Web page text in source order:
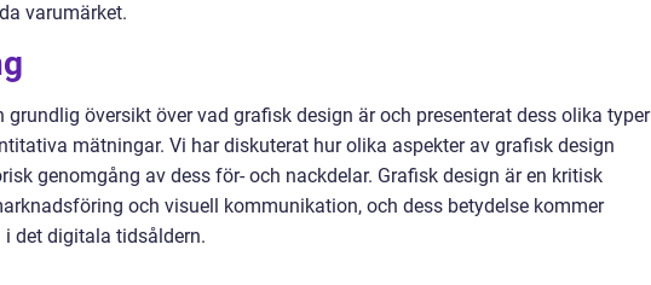
varumärket.
grundlig översikt över vad grafisk design är och presenterat dess olika typer
mätningar. Vi har diskuterat hur olika aspekter av grafisk design
genomgång av dess för- och nackdelar. Grafisk design är en kritisk
och visuell kommunikation, och dess betydelse kommer
det digitala tidsåldern.